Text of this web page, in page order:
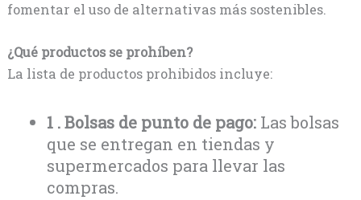
fomentar el uso de alternativas más sostenibles.
¿Qué productos se prohíben?
La lista de productos prohibidos incluye:
1 . Bolsas de punto de pago: Las bolsas
que se entregan en tiendas y
supermercados para llevar las
compras.